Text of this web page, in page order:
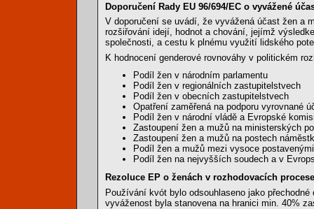
Doporučení Rady EU 96/694/EC o vyvážené
V doporučení se uvádí, že vyvážená účast žen a
rozšiřování idejí, hodnot a chování, jejímž
společnosti, a cestu k plnému využití lidského
K hodnocení genderové rovnováhy v politickém
Podíl žen v národním parlamentu
Podíl žen v regionálních zastupitelstvech
Podíl žen v obecních zastupitelstvech
Opatření zaměřená na podporu vyrovnané
Podíl žen v národní vládě a Evropské
Zastoupení žen a mužů na ministerských
Zastoupení žen a mužů na postech
Podíl žen a mužů mezi vysoce
Podíl žen na nejvyšších soudech a v
Rezoluce EP o ženách v rozhodovacích
Používání kvót bylo odsouhlaseno jako
vyváženost byla stanovena na hranici min. 40%